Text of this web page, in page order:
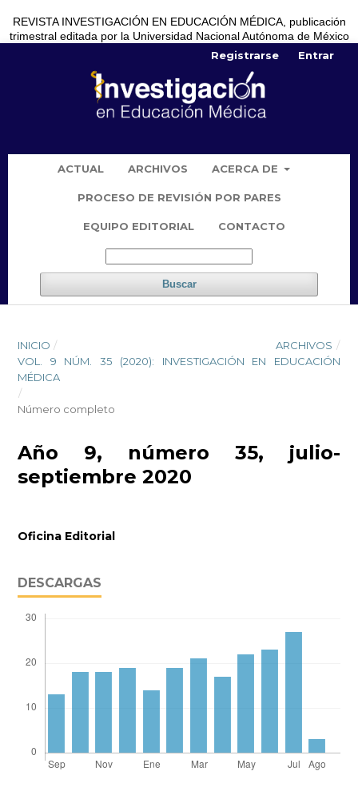
REVISTA INVESTIGACIÓN EN EDUCACIÓN MÉDICA, publicación
trimestral editada por la Universidad Nacional Autónoma de México
ACTUAL ARCHIVOS ACERCA DE
PROCESO DE REVISIÓN POR PARES
EQUIPO EDITORIAL CONTACTO
Buscar
Registrarse Entrar
INICIO / ARCHIVOS /
VOL. 9 NÚM. 35 (2020): INVESTIGACIÓN EN EDUCACIÓN
MÉDICA
/
Número completo
Año 9, número 35, julio-
septiembre 2020
Oficina Editorial
DESCARGAS